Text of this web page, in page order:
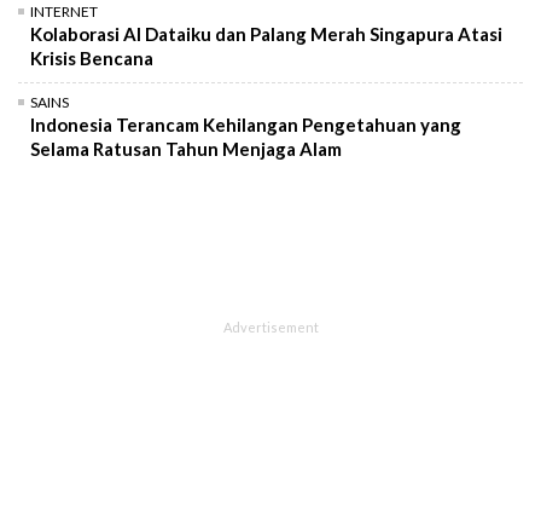
INTERNET
Kolaborasi AI Dataiku dan Palang Merah Singapura Atasi
Krisis Bencana
SAINS
Indonesia Terancam Kehilangan Pengetahuan yang
Selama Ratusan Tahun Menjaga Alam